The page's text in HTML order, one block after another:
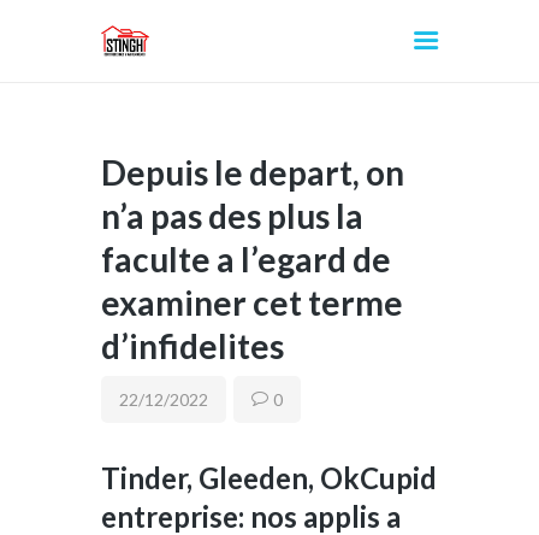
INICIO
Depuis le depart, on
n’a pas des plus la
faculte a l’egard de
examiner cet terme
d’infidelites
22/12/2022 0
Tinder, Gleeden, OkCupid
entreprise: nos applis a